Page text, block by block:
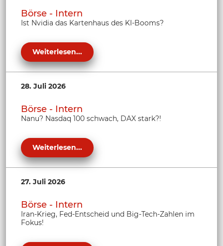
Börse - Intern
Ist Nvidia das Kartenhaus des KI-Booms?
Weiterlesen...
28. Juli 2026
Börse - Intern
Nanu? Nasdaq 100 schwach, DAX stark?!
Weiterlesen...
27. Juli 2026
Börse - Intern
Iran-Krieg, Fed-Entscheid und Big-Tech-Zahlen im
Fokus!